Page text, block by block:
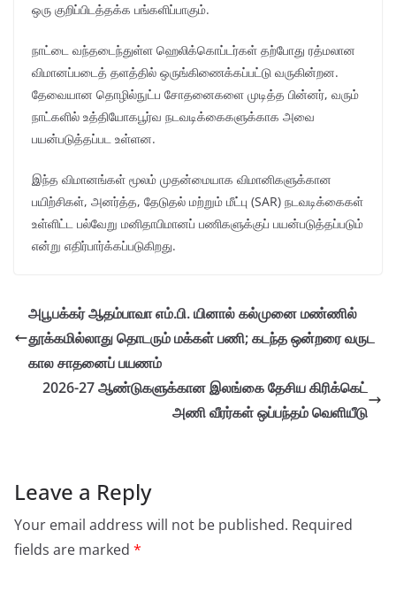
ஒரு குறிப்பிடத்தக்க பங்களிப்பாகும்.
நாட்டை வந்தடைந்துள்ள ஹெலிக்கொப்டர்கள் தற்போது ரத்மலான
விமானப்படைத் தளத்தில் ஒருங்கிணைக்கப்பட்டு வருகின்றன.
தேவையான தொழில்நுட்ப சோதனைகளை முடித்த பின்னர், வரும்
நாட்களில் உத்தியோகபூர்வ நடவடிக்கைகளுக்காக அவை
பயன்படுத்தப்பட உள்ளன.
இந்த விமானங்கள் மூலம் முதன்மையாக விமானிகளுக்கான
பயிற்சிகள், அனர்த்த, தேடுதல் மற்றும் மீட்பு (SAR) நடவடிக்கைகள்
உள்ளிட்ட பல்வேறு மனிதாபிமானப் பணிகளுக்குப் பயன்படுத்தப்படும்
என்று எதிர்பார்க்கப்படுகிறது.
அபூபக்கர் ஆதம்பாவா எம்.பி. யினால் கல்முனை மண்ணில்
தூக்கமில்லாது தொடரும் மக்கள் பணி; கடந்த ஒன்றரை வருட
கால சாதனைப் பயணம்
2026-27 ஆண்டுகளுக்கான இலங்கை தேசிய கிரிக்கெட்
அணி வீரர்கள் ஒப்பந்தம் வெளியீடு
Leave a Reply
Your email address will not be published. Required
fields are marked *